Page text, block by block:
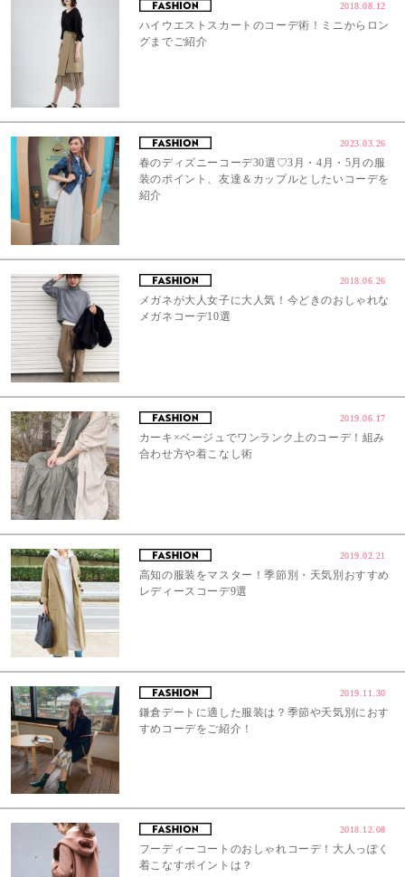
2018.08.12
ハイウエストスカートのコーデ術！ミニからロン
グまでご紹介
2023.03.26
春のディズニーコーデ30選♡3月・4月・5月の服
装のポイント、友達＆カップルとしたいコーデを
紹介
2018.06.26
メガネが大人女子に大人気！今どきのおしゃれな
メガネコーデ10選
2019.06.17
カーキ×ベージュでワンランク上のコーデ！組み
合わせ方や着こなし術
2019.02.21
高知の服装をマスター！季節別・天気別おすすめ
レディースコーデ9選
2019.11.30
鎌倉デートに適した服装は？季節や天気別におす
すめコーデをご紹介！
2018.12.08
フーディーコートのおしゃれコーデ！大人っぽく
着こなすポイントは？